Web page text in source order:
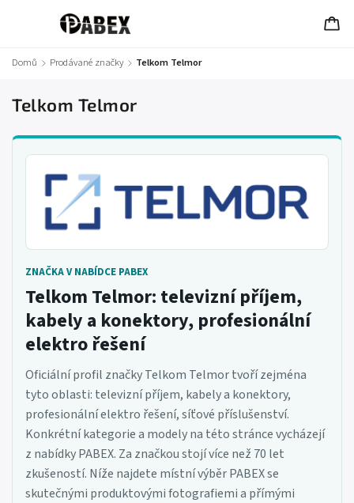
Domů / Prodávané značky / Telkom Telmor
Telkom Telmor
ZNAČKA V NABÍDCE PABEX
Telkom Telmor: televizní příjem,
kabely a konektory, profesionální
elektro řešení
Oficiální profil značky Telkom Telmor tvoří zejména
tyto oblasti: televizní příjem, kabely a konektory,
profesionální elektro řešení, síťové příslušenství.
Konkrétní kategorie a modely na této stránce vycházejí
z nabídky PABEX. Za značkou stojí více než 70 let
zkušeností. Níže najdete místní výběr PABEX se
skutečnými produktovými fotografiemi a přímými